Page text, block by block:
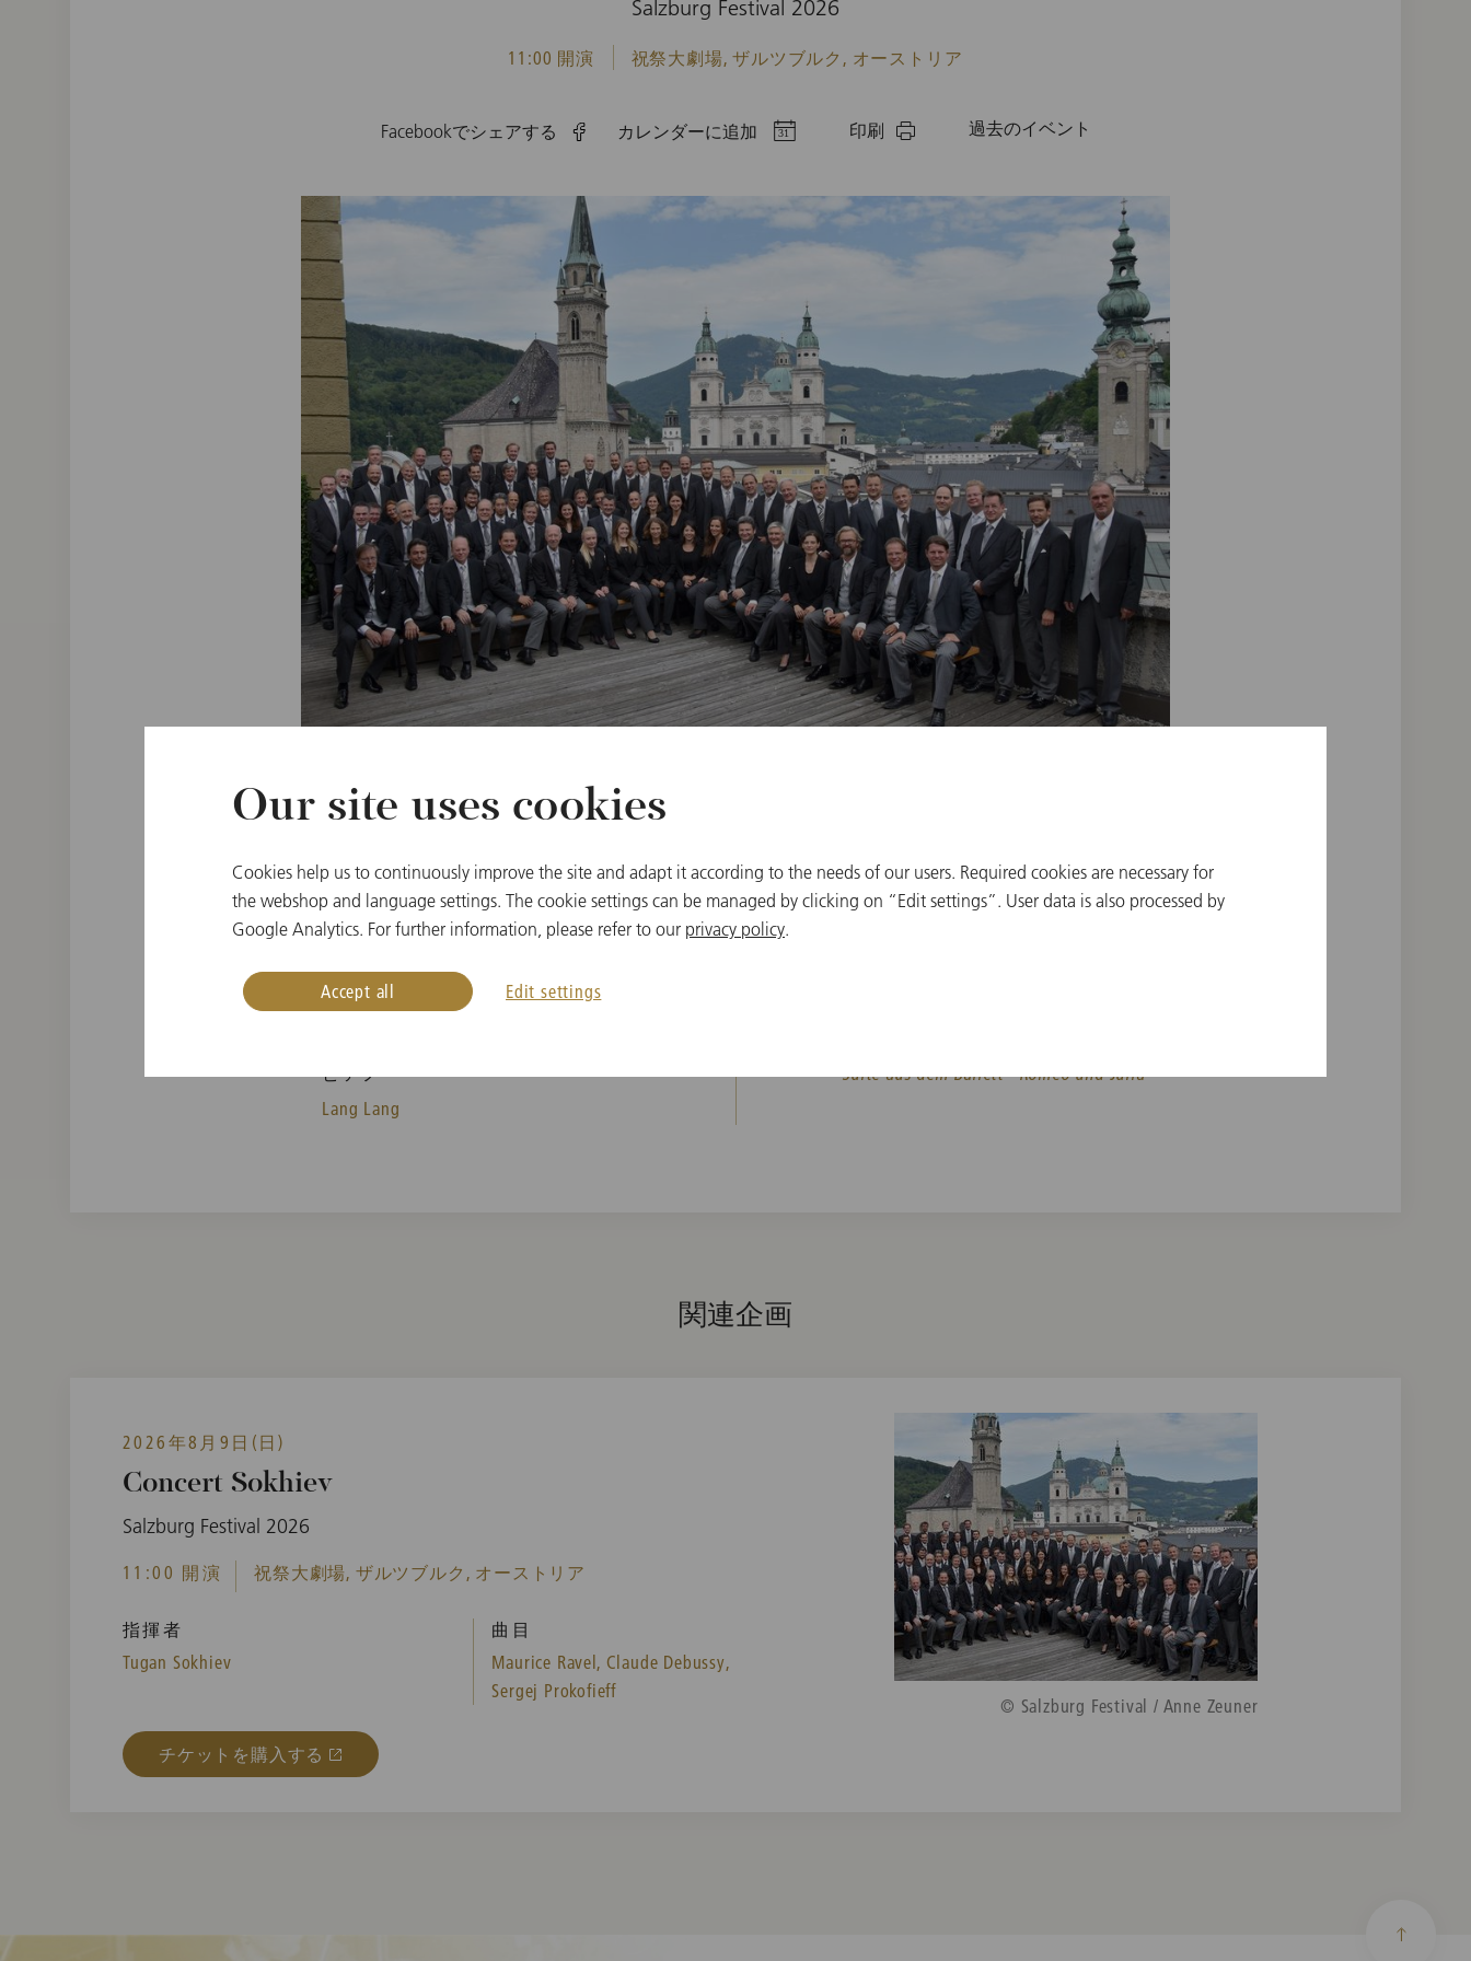
Salzburg Festival 2026
11:00 開演 祝祭大劇場, ザルツブルク, オーストリア
Facebookでシェアする カレンダーに追加 印刷 過去のイベント
ウィーン・フィルハーモニー管弦楽団、ザルツブルクにて © Salzburg Festival / Anne Zeuner
指揮者
Tugan Sokhiev
オーケストラ
Wiener Philharmoniker
ピアノ
Lang Lang
曲目
Suite aus dem Ballett "Romeo und Julia"
関連企画
2026年8月9日(日)
Concert Sokhiev
Salzburg Festival 2026
11:00 開演 祝祭大劇場, ザルツブルク, オーストリア
指揮者
Tugan Sokhiev
曲目
Maurice Ravel, Claude Debussy,
Sergej Prokofieff
チケットを購入する
© Salzburg Festival / Anne Zeuner
Our site uses cookies
Cookies help us to continuously improve the site and adapt it according to the needs of our users. Required cookies are necessary for
the webshop and language settings. The cookie settings can be managed by clicking on “Edit settings”. User data is also processed by
Google Analytics. For further information, please refer to our privacy policy.
Edit settings
Accept all